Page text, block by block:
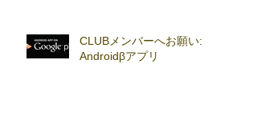
CLUBメンバーへお願い:
Androidβアプリ